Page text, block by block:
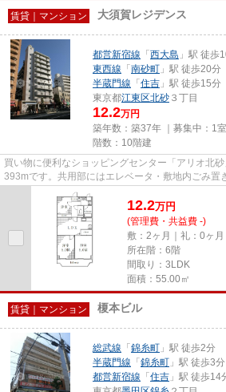
賃貸｜マンション 大須賀レジデンス
都営新宿線 「 西大島 」駅 徒歩
東西線 「 南砂町 」駅 徒歩20分
半蔵門線 「 住吉 」駅 徒歩15分
東京都江東区北砂 ３丁目
12.2万円
築年数：築37年 ｜募集中： 1室
階数：10階建
買い物に便利なショッピングセンター「アリオ北
393mです。共用部にはエレベータ・敷地内ごみ置
スが揃っているので便利です。地...
12.2万円
(管理費・共益費 -)
敷：2ヶ月｜礼：0ヶ月
所在階：6階
間取り：3LDK
面積：55.00㎡
賃貸｜マンション 榎本ビル
総武線 「 錦糸町 」駅 徒歩2分
半蔵門線 「 錦糸町 」駅 徒歩3分
都営新宿線 「 住吉 」駅 徒歩14